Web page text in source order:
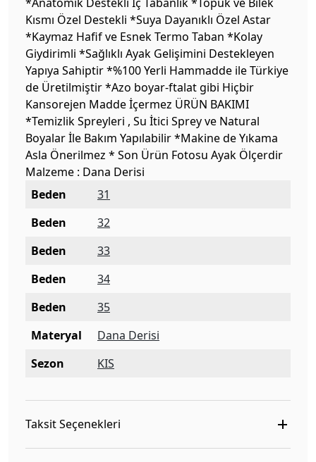
Kısmı Özel Destekli *Suya Dayanıklı Özel Astar
*Kaymaz Hafif ve Esnek Termo Taban *Kolay
Giydirimli *Sağlıklı Ayak Gelişimini Destekleyen
Yapıya Sahiptir *%100 Yerli Hammadde ile Türkiye
de Üretilmiştir *Azo boyar-ftalat gibi Hiçbir
Kansorejen Madde İçermez ÜRÜN BAKIMI
*Temizlik Spreyleri , Su İtici Sprey ve Natural
Boyalar İle Bakım Yapılabilir *Makine de Yıkama
Asla Önerilmez * Son Ürün Fotosu Ayak Ölçerdir
Malzeme : Dana Derisi
Beden
31
Beden
32
Beden
33
Beden
34
Beden
35
Materyal
Dana Derisi
Sezon
KIS
Taksit Seçenekleri